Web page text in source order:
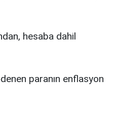
hesaba dahil
paranın enflasyon